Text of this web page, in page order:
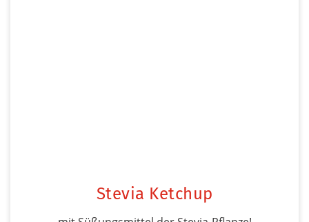
Stevia Ketchup